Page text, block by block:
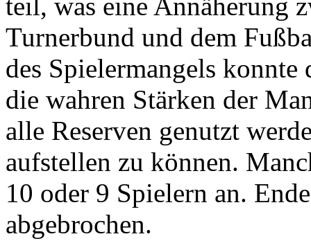
Turnerbund und dem
des Spielermangels
die wahren Stärken der
alle Reserven genutzt
aufstellen zu können.
10 oder 9 Spielern an.
abgebrochen.